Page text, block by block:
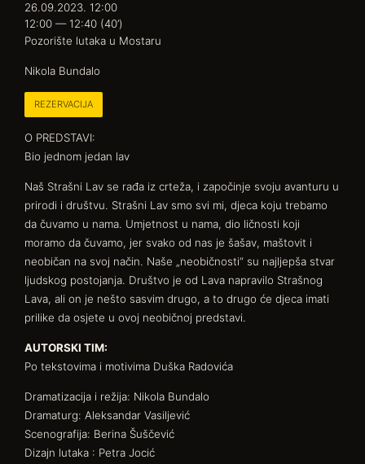
O PREDSTAVI:
Bio jednom jedan lav
Naš Strašni Lav se rađa iz crteža, i započinje svoju avanturu u
prirodi i društvu. Strašni Lav smo svi mi, djeca koju trebamo
da čuvamo u nama. Umjetnost u nama, dio ličnosti koji
moramo da čuvamo, jer svako od nas je šašav, maštovit i
neobičan na svoj način. Naše „neobičnosti“ su najljepša stvar
ljudskog postojanja. Društvo je od Lava napravilo Strašnog
Lava, ali on je nešto sasvim drugo, a to drugo će djeca imati
prilike da osjete u ovoj neobičnoj predstavi.
AUTORSKI TIM:
Po tekstovima i motivima Duška Radovića
Dramatizacija i režija: Nikola Bundalo
Dramaturg: Aleksandar Vasiljević
Scenografija: Berina Šuščević
Dizajn lutaka : Petra Jocić
26.09.2023. 12:00
12:00 — 12:40 (40’)
Pozorište lutaka u Mostaru
Nikola Bundalo
REZERVACIJA